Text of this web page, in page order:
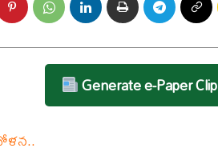
Generate e-Paper Clip